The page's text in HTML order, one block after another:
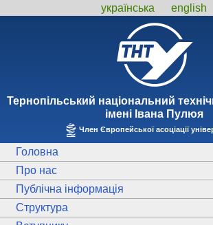
українська english
Тернопiльський національний
iменi Iвана Пулюя
Член Європейської асоціації
Головна
Про нас
Публічна інформація
Структура